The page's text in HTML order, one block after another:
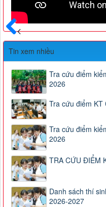
Trước
Tin xem nhiều
Tra cứu điểm
2026
Tra cứu điểm KT
Tra cứu điểm
2026
TRA CỨU ĐIỂM
Danh sách thí
2026-2027